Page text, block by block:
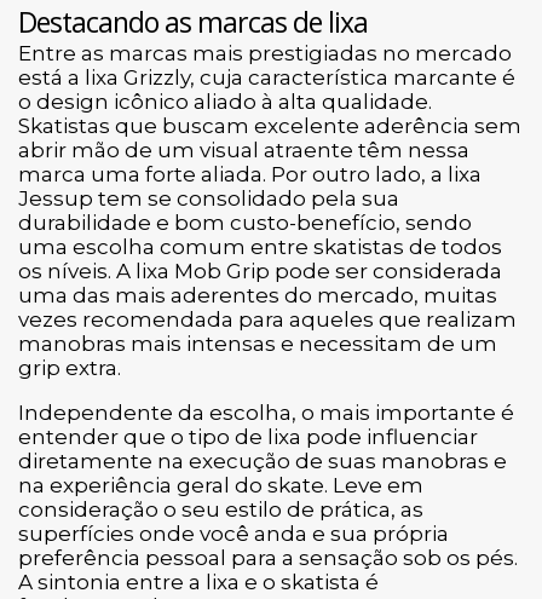
Destacando as marcas de lixa
Entre as marcas mais prestigiadas no mercado
está a lixa Grizzly, cuja característica marcante é
o design icônico aliado à alta qualidade.
Skatistas que buscam excelente aderência sem
abrir mão de um visual atraente têm nessa
marca uma forte aliada. Por outro lado, a lixa
Jessup tem se consolidado pela sua
durabilidade e bom custo-benefício, sendo
uma escolha comum entre skatistas de todos
os níveis. A lixa Mob Grip pode ser considerada
uma das mais aderentes do mercado, muitas
vezes recomendada para aqueles que realizam
manobras mais intensas e necessitam de um
grip extra.
Independente da escolha, o mais importante é
entender que o tipo de lixa pode influenciar
diretamente na execução de suas manobras e
na experiência geral do skate. Leve em
consideração o seu estilo de prática, as
superfícies onde você anda e sua própria
preferência pessoal para a sensação sob os pés.
A sintonia entre a lixa e o skatista é